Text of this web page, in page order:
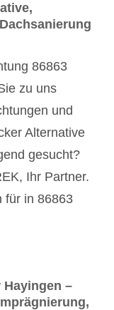
86863
zu uns
und
Alternative
gesucht?
Ihr Partner.
für in 86863
–